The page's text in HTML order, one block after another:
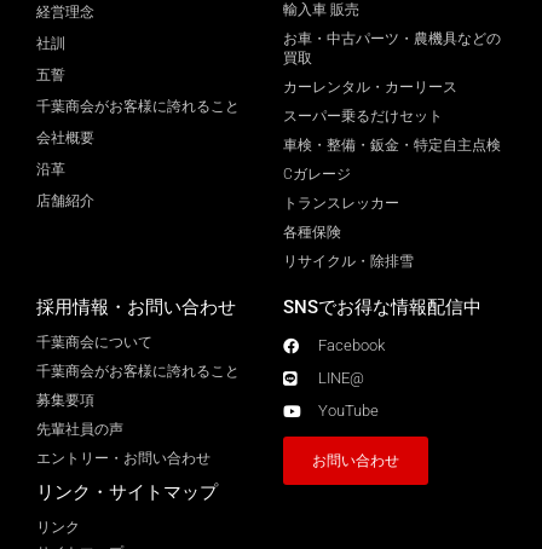
経営理念
社訓
五誓
千葉商会がお客様に誇れること
会社概要
沿革
店舗紹介
輸入車 販売
お車・中古パーツ・農機具などの
買取
カーレンタル・カーリース
スーパー乗るだけセット
車検・整備・鈑金・特定自主点検
Cガレージ
トランスレッカー
各種保険
リサイクル・除排雪
採用情報・お問い合わせ
千葉商会について
千葉商会がお客様に誇れること​
募集要項
先輩社員の声
エントリー・お問い合わせ
リンク・サイトマップ
リンク
SNSでお得な情報配信中
Facebook
LINE@
YouTube
お問い合わせ